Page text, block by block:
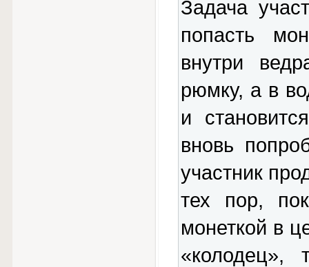
Задача
попасть
внутри
рюмку, а в
и
вновь
участник
тех пор,
монеткой в
«колодец»,